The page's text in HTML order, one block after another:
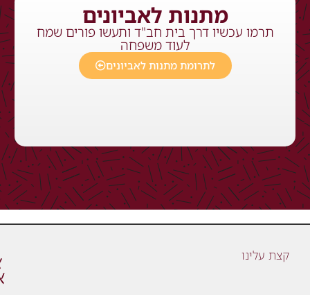
מתנות לאביונים
תרמו עכשיו דרך בית חב"ד ותעשו פורים שמח
לעוד משפחה
לתרומת מתנות לאביונים
קצת עלינו